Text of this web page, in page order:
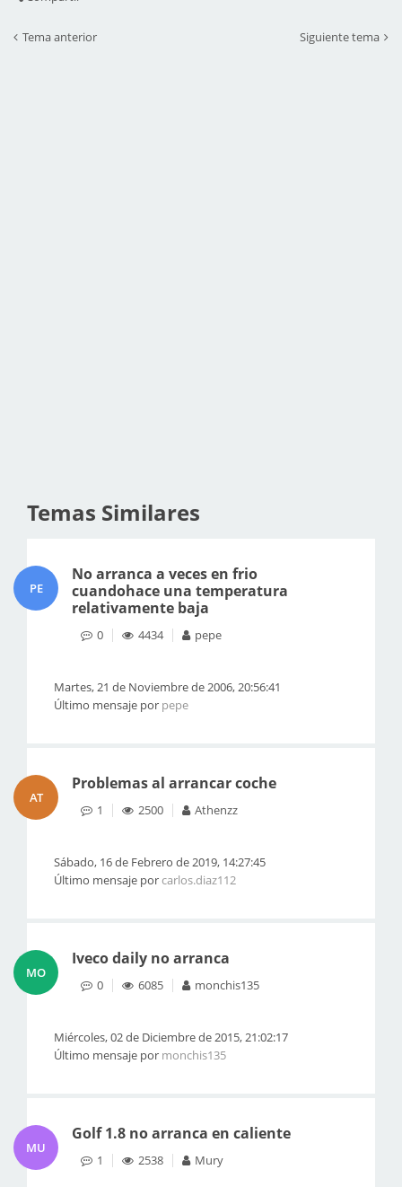
Tema anterior Siguiente tema
Temas Similares
PE
No arranca a veces en frio
cuandohace una temperatura
relativamente baja
0 4434 pepe
Martes, 21 de Noviembre de 2006, 20:56:41
Último mensaje por pepe
AT
Problemas al arrancar coche
1 2500 Athenzz
Sábado, 16 de Febrero de 2019, 14:27:45
Último mensaje porcarlos.diaz112
MO
Iveco daily no arranca
0 6085 monchis135
Miércoles, 02 de Diciembre de 2015, 21:02:17
Último mensaje por monchis135
MU
Golf 1.8 no arranca en caliente
1 2538 Mury